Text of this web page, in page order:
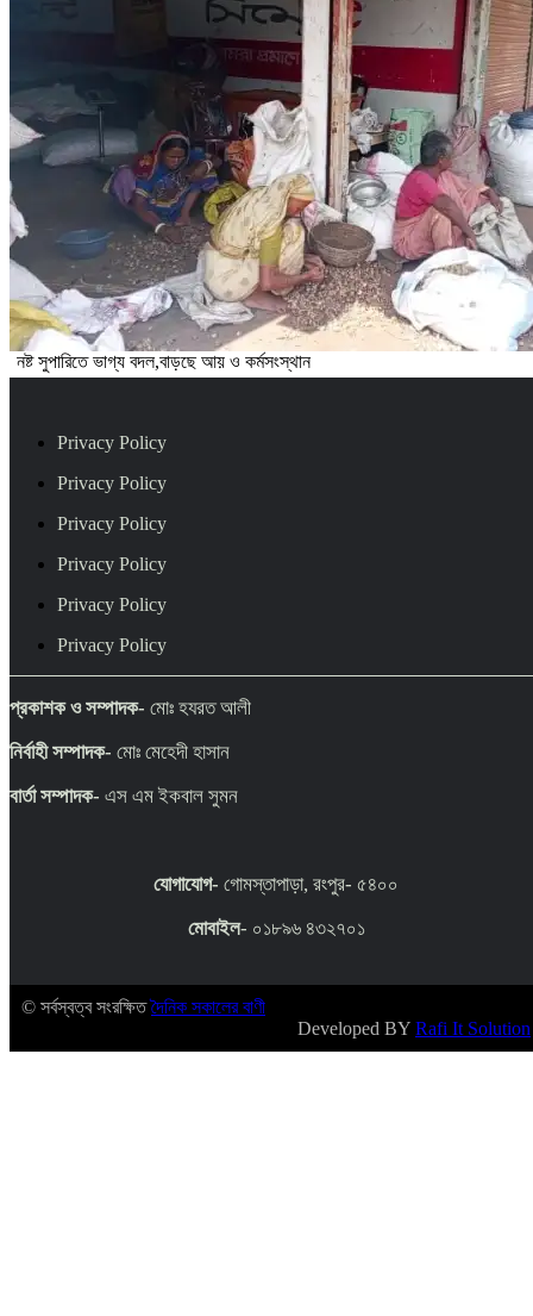
নষ্ট সুপারিতে ভাগ্য বদল,বাড়ছে আয় ও কর্মসংস্থান
Privacy Policy
Privacy Policy
Privacy Policy
Privacy Policy
Privacy Policy
Privacy Policy
প্রকাশক ও সম্পাদক- মোঃ হযরত আলী
নির্বাহী সম্পাদক- মোঃ মেহেদী হাসান
বার্তা সম্পাদক- এস এম ইকবাল সুমন
যোগাযোগ- গোমস্তাপাড়া, রংপুর- ৫৪০০
মোবাইল- ০১৮৯৬ ৪৩২৭০১
© সর্বস্বত্ব সংরক্ষিতদৈনিক সকালের বাণী
Developed BY Rafi It Solution